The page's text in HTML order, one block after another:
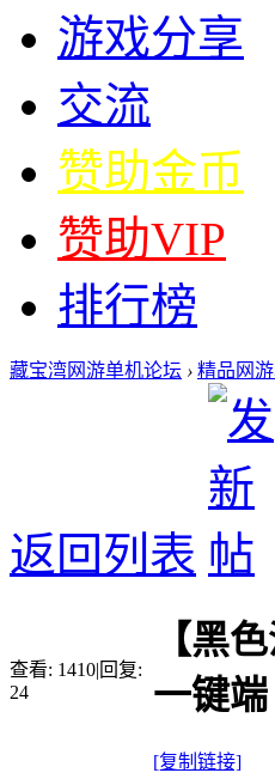
游戏分享
交流
赞助金币
赞助VIP
排行榜
藏宝湾网游单机论坛 › 精品网
返回列表
查看: 1410|回复:
24
【黑
一键端
[复制链接]